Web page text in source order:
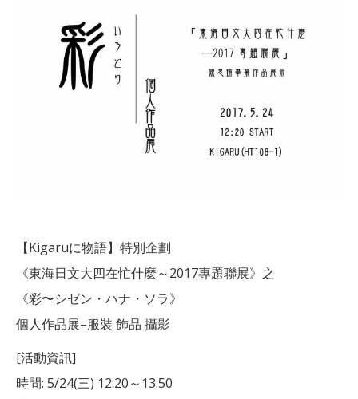
【Kigaruに物語】特別企劃
《東海日文大四在忙什麼～2017專題聯展》之
《彩〜シゼン・ハナ・ソラ》
個人作品展–服裝 飾品 攝影
[活動資訊]
時間: 5/24(三) 12:20～13:50